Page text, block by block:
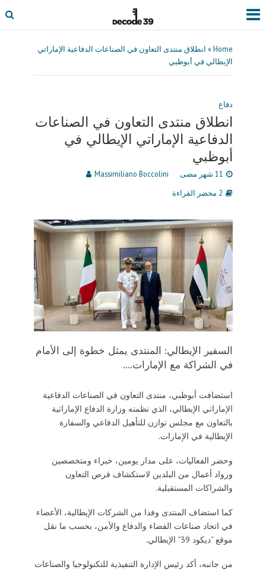
Home
» انطلاق منتدى التعاون في الصناعات الدفاعية الإماراتي
الإيطالي في أبوظبي
دفاع
انطلاق منتدى التعاون في الصناعات
الدفاعية الإماراتي الإيطالي في
أبوظبي
11 شهر مضى
Massimiliano Boccolini
2 محضر القراءة
السفير الإيطالي: المنتدى يمثل خطوة إلى الأمام
في الشراكة مع الإمارات....
استضافت أبوظبي، منتدى التعاون في الصناعات الدفاعية
الإماراتي الإيطالي، الذي نظمته وزارة الدفاع الإماراتية
بالتعاون مع مجلس توازن للتأهيل الدفاعي والسفارة
الإيطالية في الإمارات.
وحضر الفعاليات، على مدار يومين، خبراء ومتخصصين
ورواد أعمال من البلدين لاستكشاف فرص التعاون
والشراكات المستقبلية.
كما استضاف المنتدى وفدا من الشركات الإيطالية، الأعضاء
في اتحاد صناعات الفضاء والدفاع والأمن، بحسب ما نقل
موقع “ديكود 39” الإيطالي.
من جانبه، أكد رئيس الإدارة التنفيذية للتكنولوجيا والصناعات